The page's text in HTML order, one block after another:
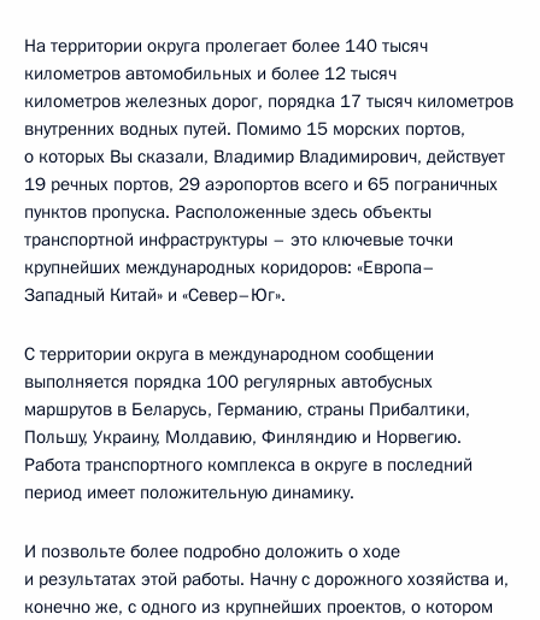
На территории округа пролегает более 140 тысяч
километров автомобильных и более 12 тысяч
километров железных дорог, порядка 17 тысяч километров
внутренних водных путей. Помимо 15 морских портов,
о которых Вы сказали, Владимир Владимирович, действует
19 речных портов, 29 аэропортов всего и 65 пограничных
пунктов пропуска. Расположенные здесь объекты
транспортной инфраструктуры – это ключевые точки
крупнейших международных коридоров: «Европа–
Западный Китай» и «Север–Юг».
С территории округа в международном сообщении
выполняется порядка 100 регулярных автобусных
маршрутов в Беларусь, Германию, страны Прибалтики,
Польшу, Украину, Молдавию, Финляндию и Норвегию.
Работа транспортного комплекса в округе в последний
период имеет положительную динамику.
И позвольте более подробно доложить о ходе
и результатах этой работы. Начну с дорожного хозяйства и,
конечно же, с одного из крупнейших проектов, о котором